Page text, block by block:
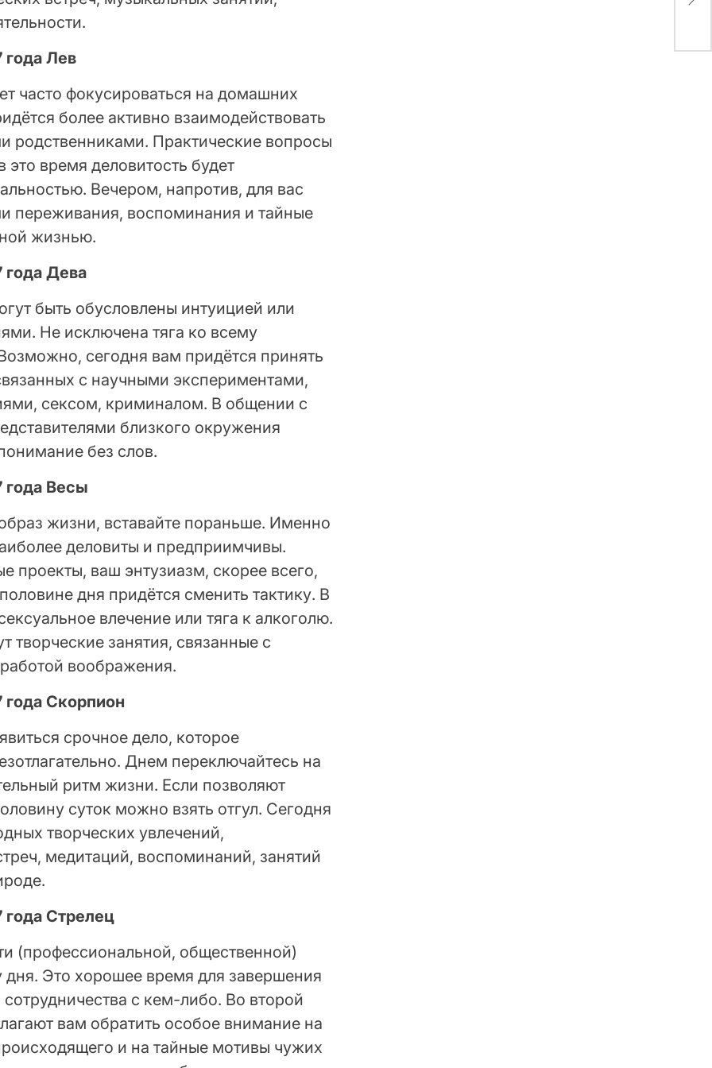
года Лев
часто фокусироваться на домашних
более активно взаимодействовать
родственниками. Практические вопросы
время деловитость будет
Вечером, напротив, для вас
переживания, воспоминания и тайные
жизнью.
года Дева
быть обусловлены интуицией или
Не исключена тяга ко всему
сегодня вам придётся принять
с научными экспериментами,
сексом, криминалом. В общении с
близкого окружения
без слов.
года Весы
жизни, вставайте пораньше. Именно
деловиты и предприимчивы.
проекты, ваш энтузиазм, скорее всего,
дня придётся сменить тактику. В
влечение или тяга к алкоголю.
творческие занятия, связанные с
воображения.
года Скорпион
срочное дело, которое
Днем переключайтесь на
ритм жизни. Если позволяют
суток можно взять отгул. Сегодня
творческих увлечений,
медитаций, воспоминаний, занятий
года Стрелец
(профессиональной, общественной)
Это хорошее время для завершения
с кем-либо. Во второй
вам обратить особое внимание на
и на тайные мотивы чужих